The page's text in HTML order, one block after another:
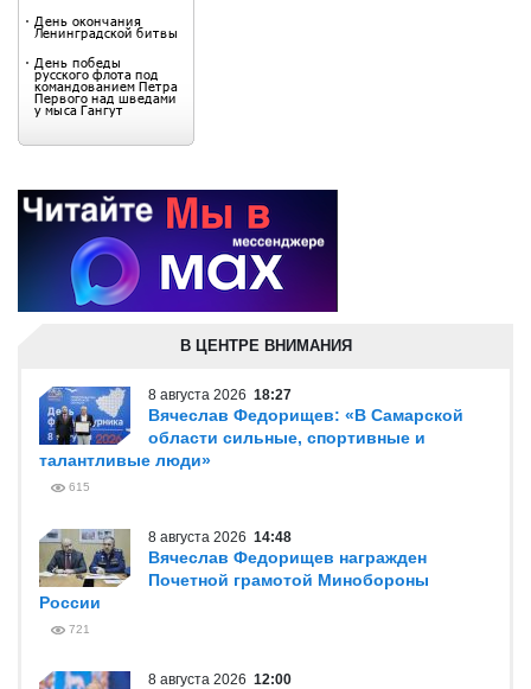
В ЦЕНТРЕ ВНИМАНИЯ
8 августа 2026 18:27
Вячеслав Федорищев: «В Самарской
области сильные, спортивные и
талантливые люди»
615
8 августа 2026 14:48
Вячеслав Федорищев награжден
Почетной грамотой Минобороны
России
721
8 августа 2026 12:00